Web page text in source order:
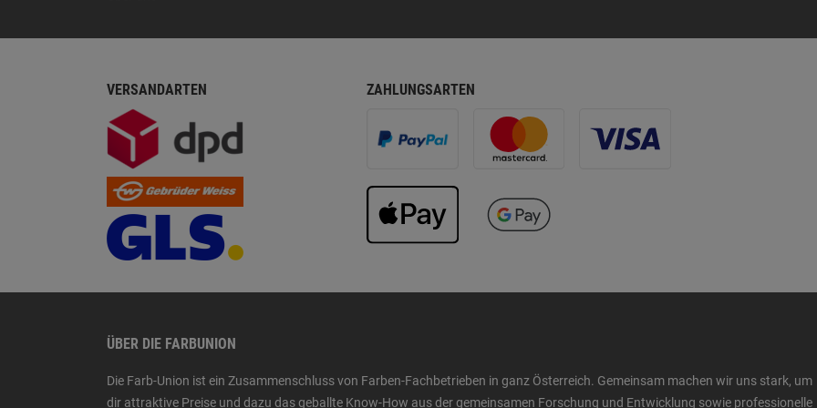
VERSANDARTEN ZAHLUNGSARTEN
ÜBER DIE FARBUNION
Die Farb-Union ist ein Zusammenschluss von Farben-Fachbetrieben in ganz Österreich. Gemeinsam machen wir uns stark, um
dir attraktive Preise und dazu das geballte Know-How aus der gemeinsamen Forschung und Entwicklung sowie professionelle